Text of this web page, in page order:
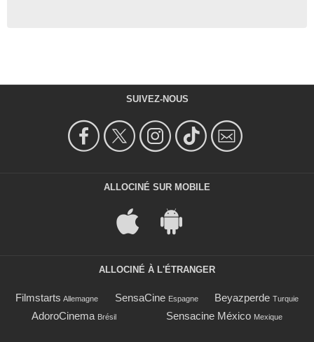
SUIVEZ-NOUS
ALLOCINÉ SUR MOBILE
ALLOCINÉ À L'ÉTRANGER
Filmstarts Allemagne SensaCine Espagne Beyazperde Turquie
AdoroCinema Brésil Sensacine México Mexique